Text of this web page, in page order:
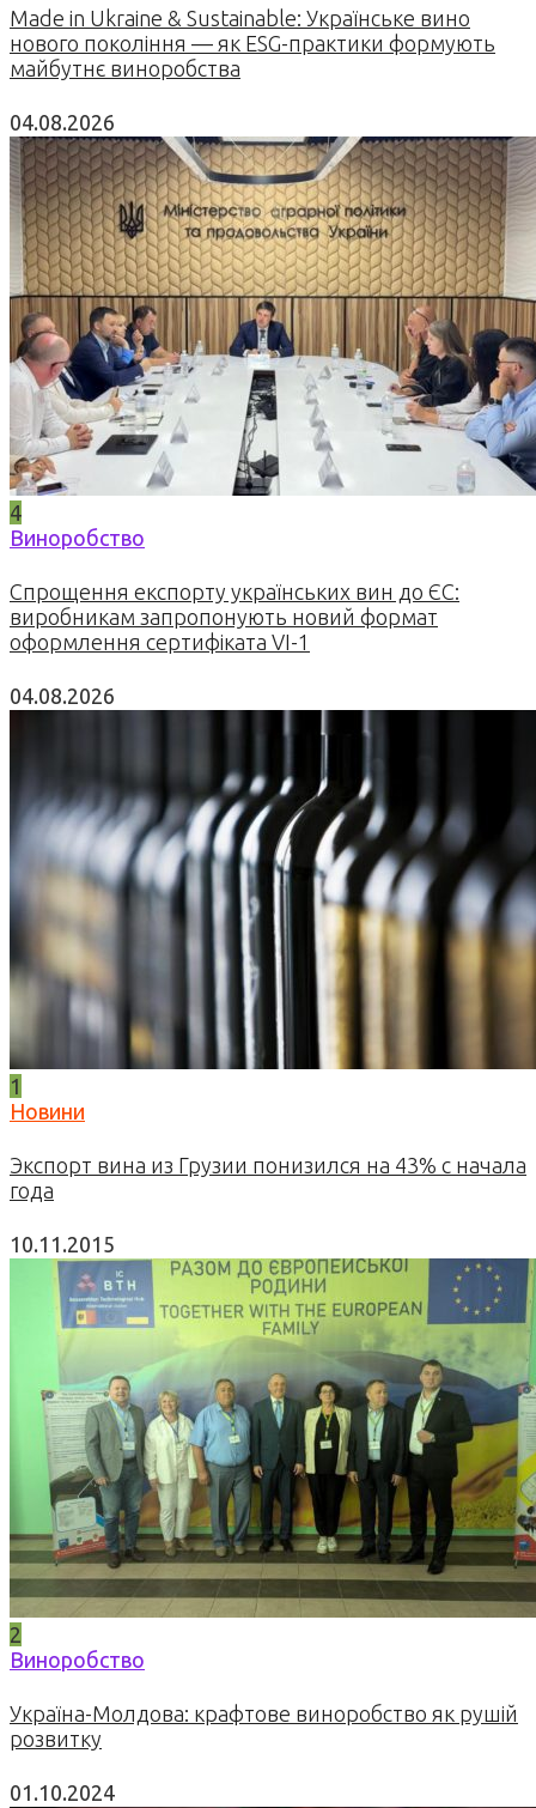
Made in Ukraine & Sustainable: Українське вино
нового покоління — як ESG-практики формують
майбутнє виноробства
04.08.2026
4
Виноробство
Спрощення експорту українських вин до ЄС:
виробникам запропонують новий формат
оформлення сертифіката VI-1
04.08.2026
1
Новини
Экспорт вина из Грузии понизился на 43% с начала
года
10.11.2015
2
Виноробство
Україна-Молдова: крафтове виноробство як рушій
розвитку
01.10.2024